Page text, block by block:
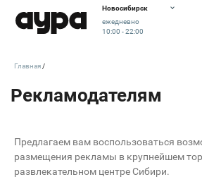
Узнайте, как разместить свою
Новосибирск
ежедневно
10:00 - 22:00
Главная
Предлагаем вам воспользоваться
размещения рекламы в крупнейшем
развлекательном центре Сибири.